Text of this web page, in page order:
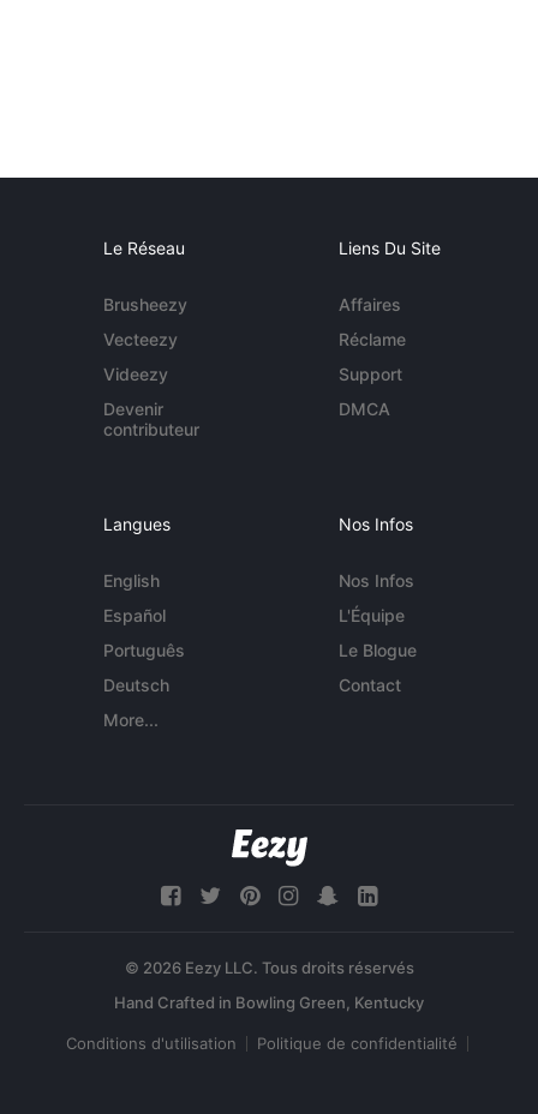
Le Réseau
Brusheezy
Vecteezy
Videezy
Devenir
contributeur
Liens Du Site
Affaires
Réclame
Support
DMCA
Langues
English
Español
Português
Deutsch
More...
Nos Infos
Nos Infos
L'Équipe
Le Blogue
Contact
© 2026 Eezy LLC. Tous droits réservés
Conditions d'utilisation Politique de confidentialité